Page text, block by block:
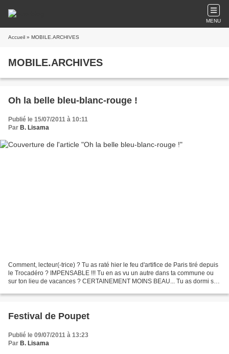
MENU
Accueil » MOBILE.ARCHIVES
MOBILE.ARCHIVES
Oh la belle bleu-blanc-rouge !
Publié le 15/07/2011 à 10:11
Par B. Lisama
Comment, lecteur(-trice) ? Tu as raté hier le feu d'artifice de Paris tiré depuis
le Trocadéro ? IMPENSABLE !!! Tu en as vu un autre dans ta commune ou
sur ton lieu de vacances ? CERTAINEMENT MOINS BEAU... Tu as dormi sur
Festival de Poupet
Publié le 09/07/2011 à 13:23
Par B. Lisama